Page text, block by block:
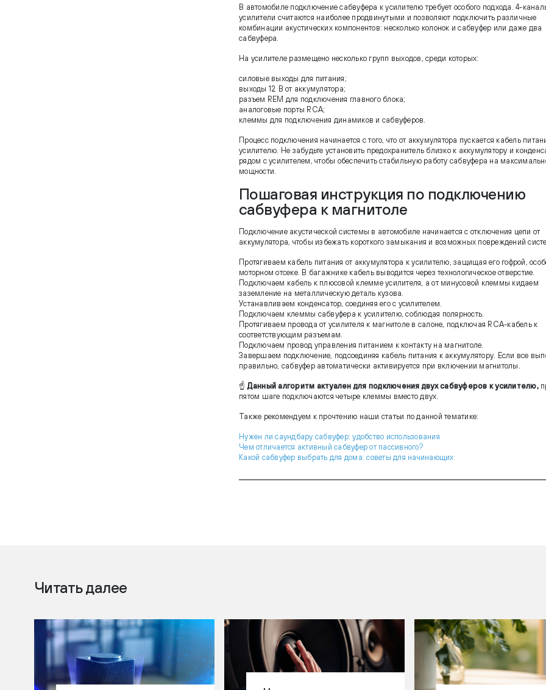
В автомобиле подключение сабвуфера к усилителю требует особого подхода. 4-
усилители считаются наиболее продвинутыми и позволяют подключить различные
комбинации акустических компонентов: несколько колонок и сабвуфер или даже два
сабвуфера.
На усилителе размещено несколько групп выходов, среди которых:
силовые выходы для питания;
выходы 12 В от аккумулятора;
разъем REM для подключения главного блока;
аналоговые порты RCA;
клеммы для подключения динамиков и сабвуферов.
Процесс подключения начинается с того, что от аккумулятора пускается кабель
усилителю. Не забудьте установить предохранитель близко к аккумулятору и
рядом с усилителем, чтобы обеспечить стабильную работу сабвуфера на
мощности.
Пошаговая инструкция по подключению
сабвуфера к магнитоле
Подключение акустической системы в автомобиле начинается с отключения цепи от
аккумулятора, чтобы избежать короткого замыкания и возможных повреждений
Протягиваем кабель питания от аккумулятора к усилителю, защищая его гофрой,
моторном отсеке. В багажнике кабель выводится через технологическое отверстие.
Подключаем кабель к плюсовой клемме усилителя, а от минусовой клеммы кидаем
заземление на металлическую деталь кузова.
Устанавливаем конденсатор, соединяя его с усилителем.
Подключаем клеммы сабвуфера к усилителю, соблюдая полярность.
Протягиваем провода от усилителя к магнитоле в салоне, подключая RCA-кабель к
соответствующим разъемам.
Подключаем провод управления питанием к контакту на магнитоле.
Завершаем подключение, подсоединяя кабель питания к аккумулятору. Если все
правильно, сабвуфер автоматически активируется при включении магнитолы.
☝ Данный алгоритм актуален для подключения двух сабвуферов к усилителю,
пятом шаге подключаются четыре клеммы вместо двух.
Также рекомендуем к прочтению наши статьи по данной тематике:
Нужен ли саундбару сабвуфер: удобство использования
Чем отличается активный сабвуфер от пассивного?
Какой сабвуфер выбрать для дома: советы для начинающих
Читать далее